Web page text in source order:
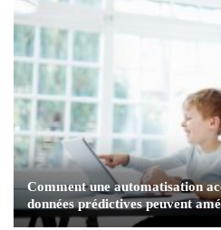
Comment une automatisation
données prédictives peuvent